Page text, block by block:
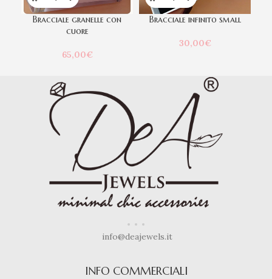
Bracciale granelle con
cuore
65,00€
Bracciale infinito small
30,00€
info@deajewels.it
INFO COMMERCIALI